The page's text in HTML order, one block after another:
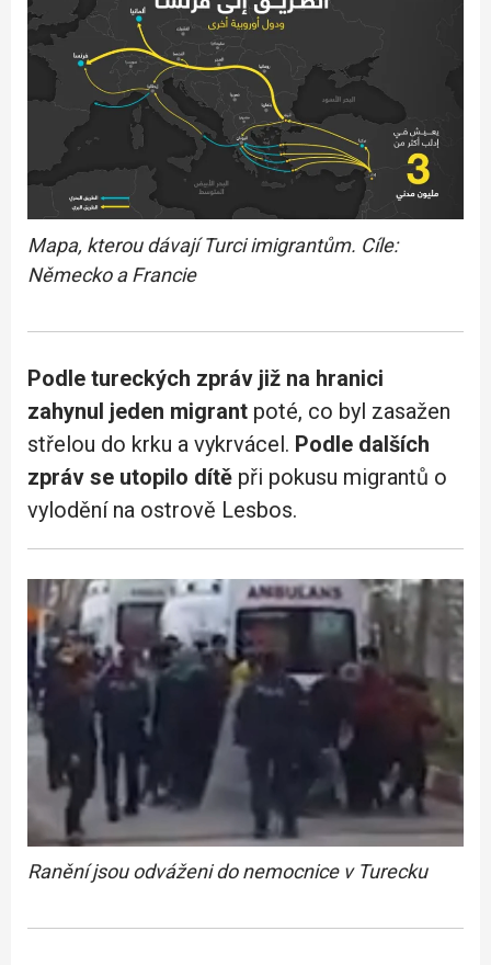
Mapa, kterou dávají Turci imigrantům. Cíle:
Německo a Francie
Podle tureckých zpráv již na hranici
zahynul jeden migrant poté, co byl zasažen
střelou do krku a vykrvácel. Podle dalších
zpráv se utopilo dítě při pokusu migrantů o
vylodění na ostrově Lesbos.
Ranění jsou odváženi do nemocnice v Turecku